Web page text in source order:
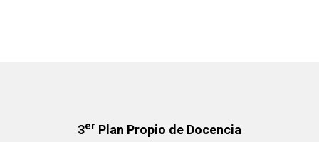
3er Plan Propio de Docencia